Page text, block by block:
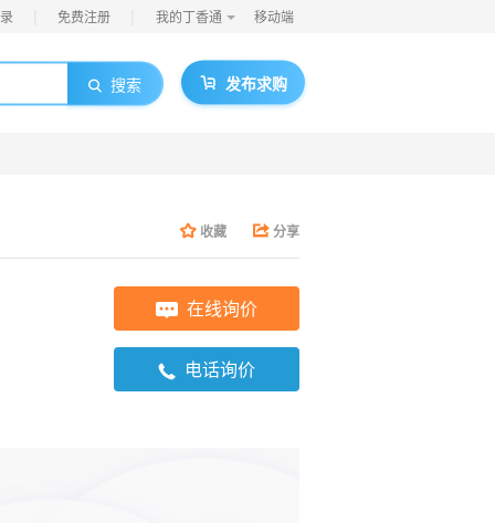
免费注册 我的丁香通 移动端
搜索 发布求购
收藏 分享
在线询价
电话询价